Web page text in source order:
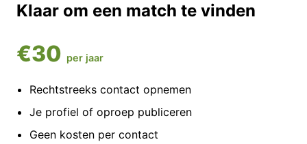
Klaar om een match te vinden
€30 per jaar
Rechtstreeks contact opnemen
Je profiel of oproep publiceren
Geen kosten per contact